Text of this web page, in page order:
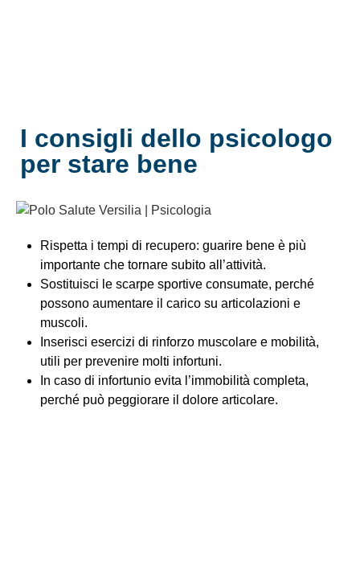
I consigli dello psicologo
per stare bene
Rispetta i tempi di recupero: guarire bene è più
importante che tornare subito all’attività.
Sostituisci le scarpe sportive consumate, perché
possono aumentare il carico su articolazioni e
muscoli.
Inserisci esercizi di rinforzo muscolare e mobilità,
utili per prevenire molti infortuni.
In caso di infortunio evita l’immobilità completa,
perché può peggiorare il dolore articolare.